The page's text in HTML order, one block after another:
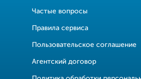
Частые вопросы
Правила сервиса
Пользовательское соглашение
Агентский договор